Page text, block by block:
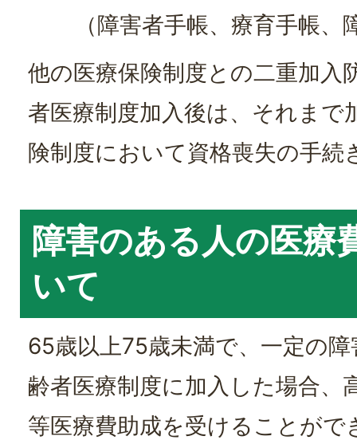
（障害者手帳、療育手帳
他の医療保険制度との二重加入
者医療制度加入後は、それまで
険制度において資格喪失の手続
障害のある人の医療
いて
65歳以上75歳未満で、一定の
齢者医療制度に加入した場合、
等医療費助成を受けることがで